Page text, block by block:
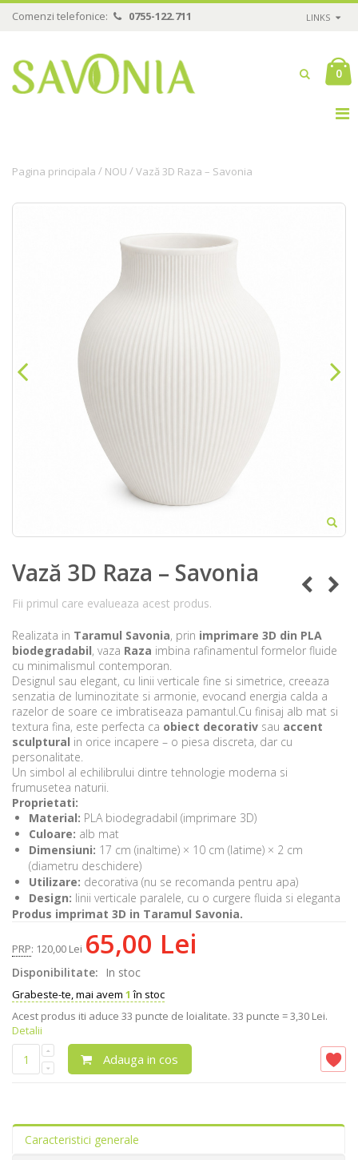
Comenzi telefonice: 0755-122.711 LINKS
0
Pagina principala / NOU /Vază 3D Raza – Savonia
Vază 3D Raza – Savonia
Fii primul care evalueaza acest produs.
Realizata in Taramul Savonia, prin imprimare 3D din PLA
biodegradabil, vaza Raza imbina rafinamentul formelor fluide
cu minimalismul contemporan.
Designul sau elegant, cu linii verticale fine si simetrice, creeaza
senzatia de luminozitate si armonie, evocand energia calda a
razelor de soare ce imbratiseaza pamantul.Cu finisaj alb mat si
textura fina, este perfecta ca obiect decorativ sau accent
sculptural in orice incapere – o piesa discreta, dar cu
personalitate.
Un simbol al echilibrului dintre tehnologie moderna si
frumusetea naturii.
Proprietati:
Material: PLA biodegradabil (imprimare 3D)
Culoare: alb mat
Dimensiuni: 17 cm (inaltime) × 10 cm (latime) × 2 cm
(diametru deschidere)
Utilizare: decorativa (nu se recomanda pentru apa)
Design: linii verticale paralele, cu o curgere fluida si eleganta
Produs imprimat 3D in Taramul Savonia.
PRP: 120,00 Lei 65,00 Lei
Disponibilitate: In stoc
Grabeste-te, mai avem 1 în stoc
Acest produs iti aduce 33 puncte de loialitate. 33 puncte = 3,30 Lei.
Detalii
Adauga in cos
Caracteristici generale